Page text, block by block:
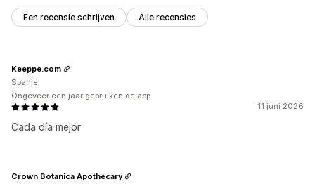
Een recensie schrijven Alle recensies
11 juni 2026
Cada día mejor
Keeppe.com
Spanje
Ongeveer een jaar gebruiken de app
Crown Botanica Apothecary